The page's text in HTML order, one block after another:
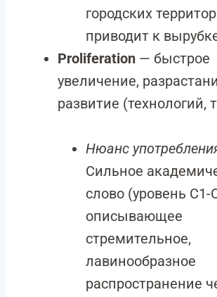
городских
приводит к
Proliferation — быстрое
увеличение,
развитие (технологий,
Нюанс
Сильное
слово (уровень C1-
описывающее
стремительное,
лавинообразное
распространение